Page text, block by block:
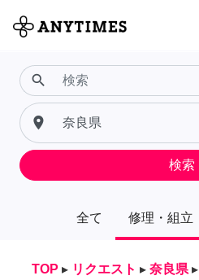
全て 修理・組立
search
place
検索
TOP ▸ リクエスト ▸ 奈良県 ▸